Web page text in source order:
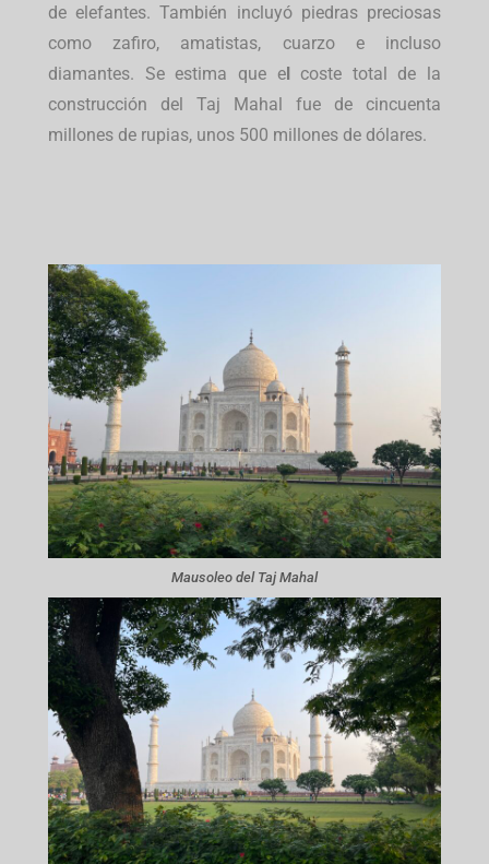
de elefantes. También incluyó piedras preciosas
como zafiro, amatistas, cuarzo e incluso
diamantes. Se estima que el coste total de la
construcción del Taj Mahal fue de cincuenta
millones de rupias, unos 500 millones de dólares.
Mausoleo del Taj Mahal